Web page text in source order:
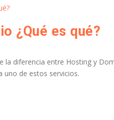
¿Qué es qué?
la diferencia entre Hosting y
uno de estos servicios.